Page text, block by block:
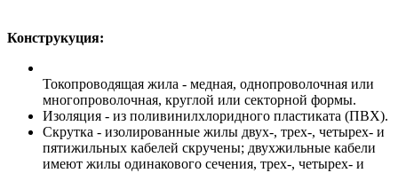
Конструкуция:
Токопроводящая жила - медная, однопроволочная или
многопроволочная, круглой или секторной формы.
Изоляция - из поливинилхлоридного пластиката (ПВХ).
Скрутка - изолированные жилы двух-, трех-, четырех- и
пятижильных кабелей скручены; двухжильные кабели
имеют жилы одинакового сечения, трех-, четырех- и